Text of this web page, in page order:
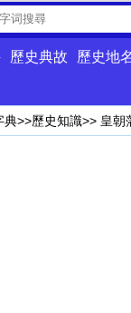
歷史典故 歷史地
典>>歷史知識>> 皇朝